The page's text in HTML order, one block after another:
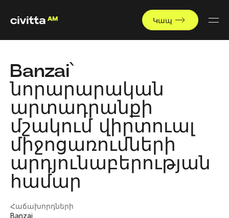
Կապ
Banzai՝
նորարարական
արտադրանքի
մշակում վիրտուալ
միջոցառումների
արդյունաբերության
համար
Հաճախորդների
Banzai